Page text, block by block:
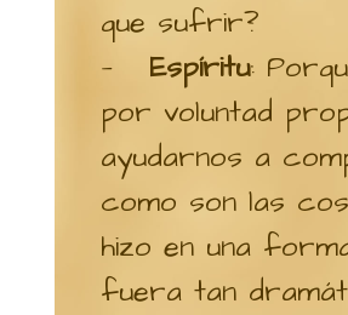
que sufrir?
— Espíritu:
por voluntad
ayudarnos a
como son las
hizo en una
fuera tan